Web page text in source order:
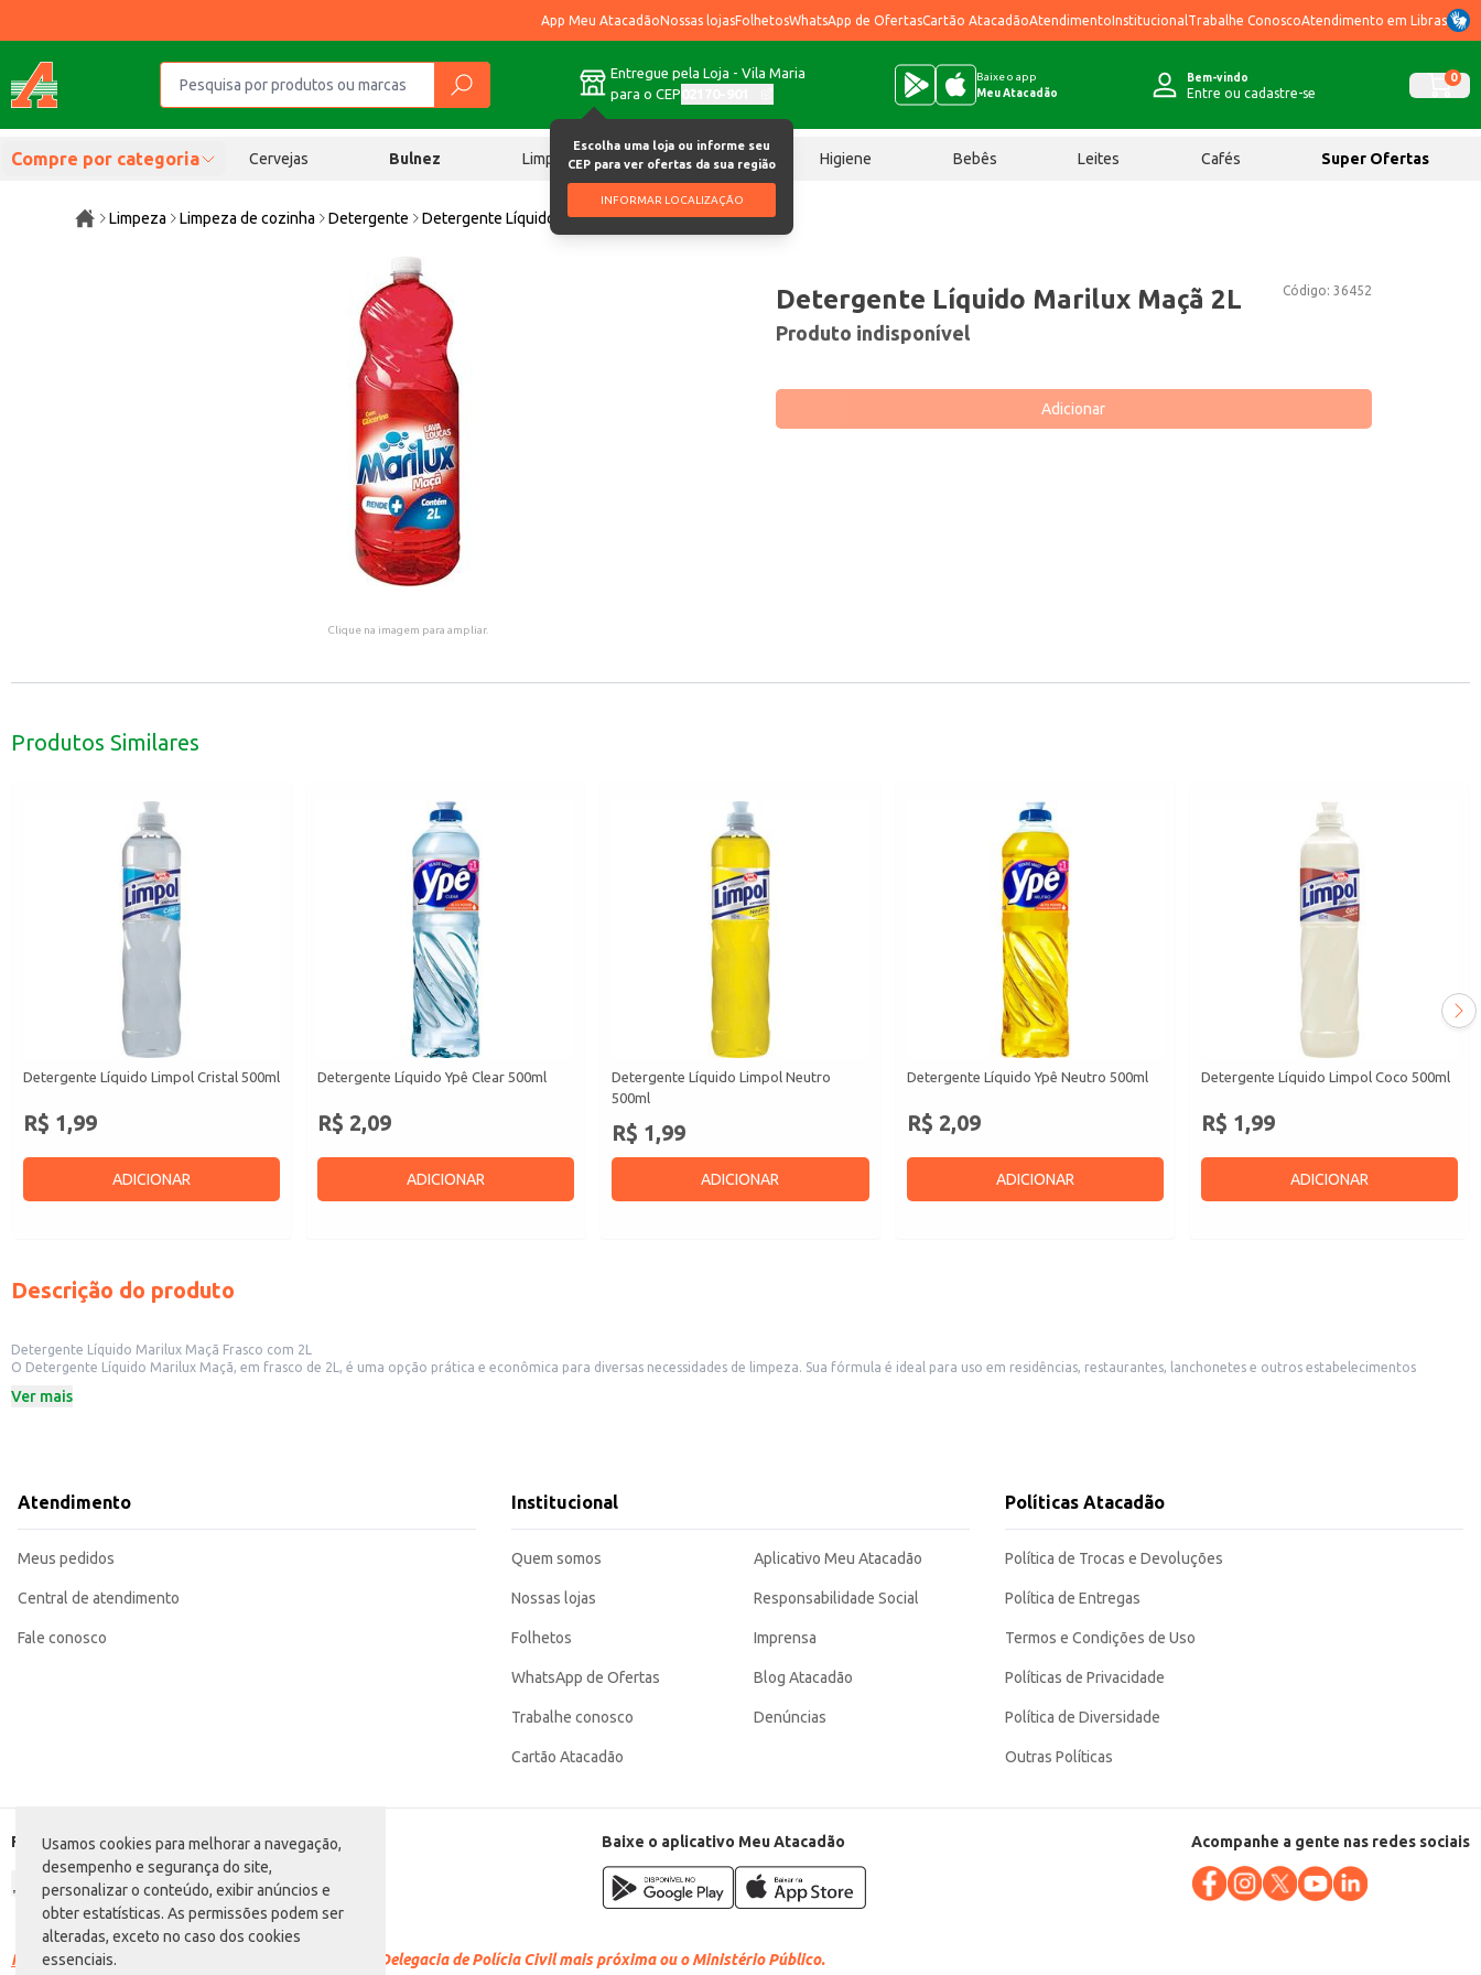
Usamos cookies para melhorar a navegação,
desempenho e segurança do site,
personalizar o conteúdo, exibir anúncios e
obter estatísticas. As permissões podem ser
alteradas, exceto no caso dos cookies
essenciais.
App Meu AtacadãoNossas lojasFolhetosWhatsApp de OfertasCartão AtacadãoAtendimentoInstitucional Trabalhe ConoscoAtendimento em Libras
Entregue pela Loja - Vila Maria
para o CEP
Escolha uma loja ou informe seu
CEP para ver ofertas da sua região
INFORMAR LOCALIZAÇÃO
Baixe o app
Meu Atacadão
Bem-vindo
Entre ou cadastre-se
0
Compre por categoria Cervejas Bulnez Limpeza Chocolates Higiene Bebês Leites Cafés Super Ofertas
Limpeza Limpeza de cozinha Detergente Detergente Líquido Marilux Maçã 2L
Clique na imagem para ampliar.
Código: 36452
Detergente Líquido Marilux Maçã 2L
Produto indisponível
Adicionar
Produtos Similares
Detergente Líquido Limpol Cristal 500ml
R$ 1,99
ADICIONAR
Detergente Líquido Ypê Clear 500ml
R$ 2,09
ADICIONAR
Detergente Líquido Limpol Neutro
500ml
R$ 1,99
ADICIONAR
Detergente Líquido Ypê Neutro 500ml
R$ 2,09
ADICIONAR
Detergente Líquido Limpol Coco 500ml
R$ 1,99
ADICIONAR
Descrição do produto
Detergente Líquido Marilux Maçã Frasco com 2L
O Detergente Líquido Marilux Maçã, em frasco de 2L, é uma opção prática e econômica para diversas necessidades de limpeza. Sua fórmula é ideal para uso em residências, restaurantes, lanchonetes e outros estabelecimentos
Ideal para limpeza geral de utensílios e superfícies.
Para limpeza manual, aplique o produto diretamente na superfície e esfregue com esponja ou pano.
Enxágue bem após o uso.
maçã.
Ver mais
Atendimento
Meus pedidos
Central de atendimento
Fale conosco
Institucional
Quem somos
Nossas lojas
Folhetos
WhatsApp de Ofertas
Trabalhe conosco
Cartão Atacadão
Aplicativo Meu Atacadão
Responsabilidade Social
Imprensa
Blog Atacadão
Denúncias
Políticas Atacadão
Política de Trocas e Devoluções
Política de Entregas
Termos e Condições de Uso
Políticas de Privacidade
Política de Diversidade
Outras Políticas
Formas de pagamento Baixe o aplicativo Meu Atacadão Acompanhe a gente nas redes sociais
Racismo é crime. Denuncie. Disque 100 ou procure a Delegacia de Polícia Civil mais próxima ou o Ministério Público.